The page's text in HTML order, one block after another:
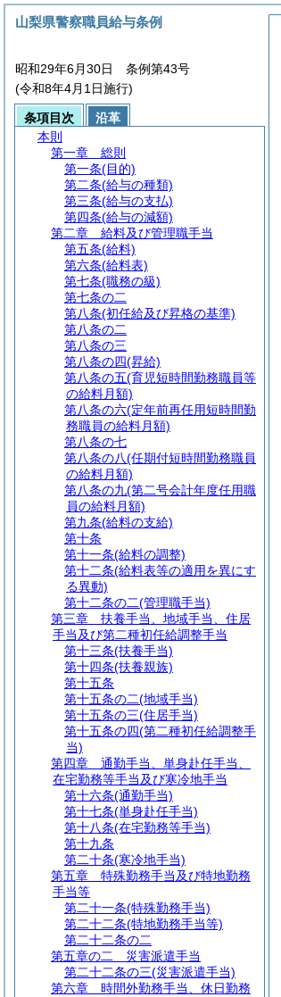
山梨県警察職員給与条例
昭和29年6月30日 条例第43号
(令和8年4月1日施行)
条項目次
沿革
本則
第一章
総則
第一条(目的)
第二条(給与の種類)
第三条(給与の支払)
第四条(給与の減額)
第二章
給料及び管理職手当
第五条(給料)
第六条(給料表)
第七条(職務の級)
第七条の二
第八条(初任給及び昇格の基準)
第八条の二
第八条の三
第八条の四(昇給)
第八条の五(育児短時間勤務職員等
の給料月額)
第八条の六(定年前再任用短時間勤
務職員の給料月額)
第八条の七
第八条の八(任期付短時間勤務職員
の給料月額)
第八条の九(第二号会計年度任用職
員の給料月額)
第九条(給料の支給)
第十条
第十一条(給料の調整)
第十二条(給料表等の適用を異にす
る異動)
第十二条の二(管理職手当)
第三章
扶養手当、地域手当、住居
手当及び第二種初任給調整手当
第十三条(扶養手当)
第十四条(扶養親族)
第十五条
第十五条の二(地域手当)
第十五条の三(住居手当)
第十五条の四(第二種初任給調整手
当)
第四章
通勤手当、単身赴任手当、
在宅勤務等手当及び寒冷地手当
第十六条(通勤手当)
第十七条(単身赴任手当)
第十八条(在宅勤務等手当)
第十九条
第二十条(寒冷地手当)
第五章
特殊勤務手当及び特地勤務
手当等
第二十一条(特殊勤務手当)
第二十二条(特地勤務手当等)
第二十二条の二
第五章の二
災害派遣手当
第二十二条の三(災害派遣手当)
第六章
時間外勤務手当、休日勤務